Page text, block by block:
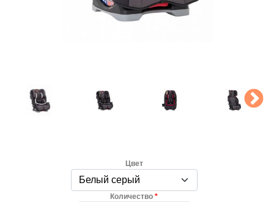
Цвет
Количество *